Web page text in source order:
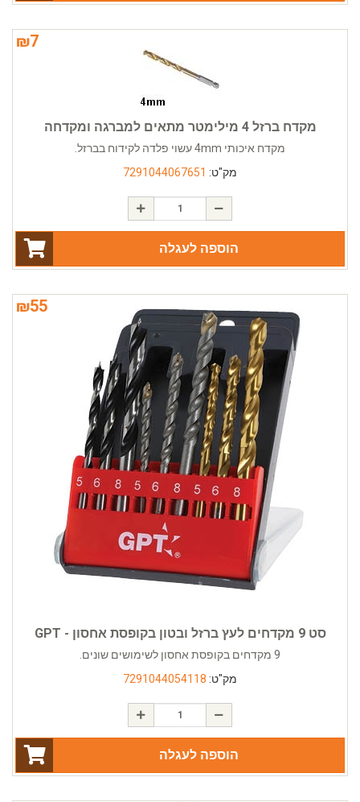
₪7
מקדח ברזל 4 מילימטר מתאים למברגה ומקדחה
מקדח איכותי 4mm עשוי פלדה לקידוח בברזל.
מק"ט: 7291044067651
הוספה לעגלה
₪55
סט 9 מקדחים לעץ ברזל ובטון בקופסת אחסון - GPT
9 מקדחים בקופסת אחסון לשימושים שונים.
מק"ט: 7291044054118
הוספה לעגלה